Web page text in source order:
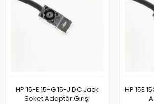
HP 15-E 15-G 15-J DC Jack
Soket Adaptör Girişi
HP 15E